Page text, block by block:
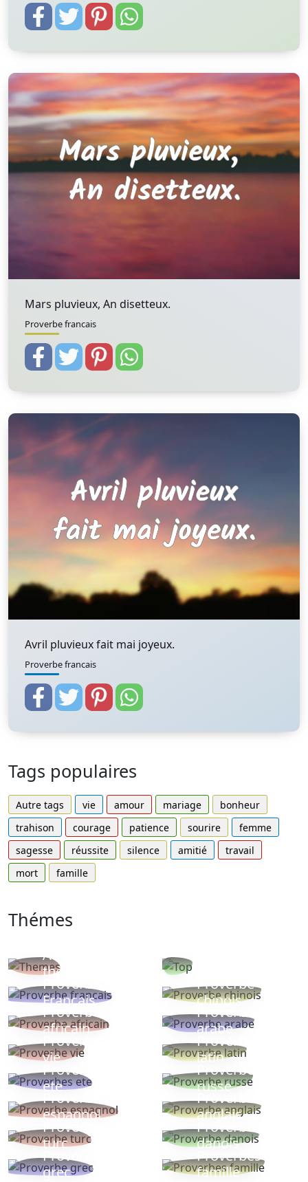
Mars pluvieux, An disetteux.
Proverbe francais
Avril pluvieux fait mai joyeux.
Proverbe francais
Tags populaires
Autre tags vie amour mariage
bonheur
trahison
courage patience sourire
femme
sagesse
réussite silence amitié
travail
mort
famille
Thémes
Autres
thèmes
Proverbe
Français
Proverbe
chinois
Proverbe
africain
Proverbe
arabe
Proverbe
vie
Proverbe
latin
Proverbes
ete
Proverbe
russe
Proverbe
espagnol
Proverbe
anglais
Proverbe
turc
Proverbe
danois
Proverbe
grec
Proverbes
famille